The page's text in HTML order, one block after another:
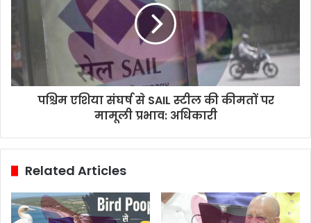
पश्चिम एशिया संघर्ष से SAIL स्टील की कीमतों पर
मामूली प्रभाव: अधिकारी
Related Articles